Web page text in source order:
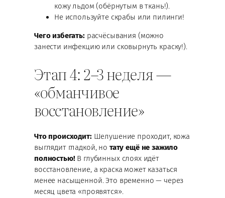
кожу льдом (обёрнутым в ткань!).
Не используйте скрабы или пилинги!
Чего избегать:расчёсывания (можно
занести инфекцию или сковырнуть краску!).
Этап 4: 2–3 неделя —
«обманчивое
восстановление»
Что происходит:Шелушение проходит, кожа
выглядит гладкой, но тату ещё не зажило
полностью!В глубинных слоях идёт
восстановление, а краска может казаться
менее насыщенной. Это временно — через
месяц цвета «проявятся».